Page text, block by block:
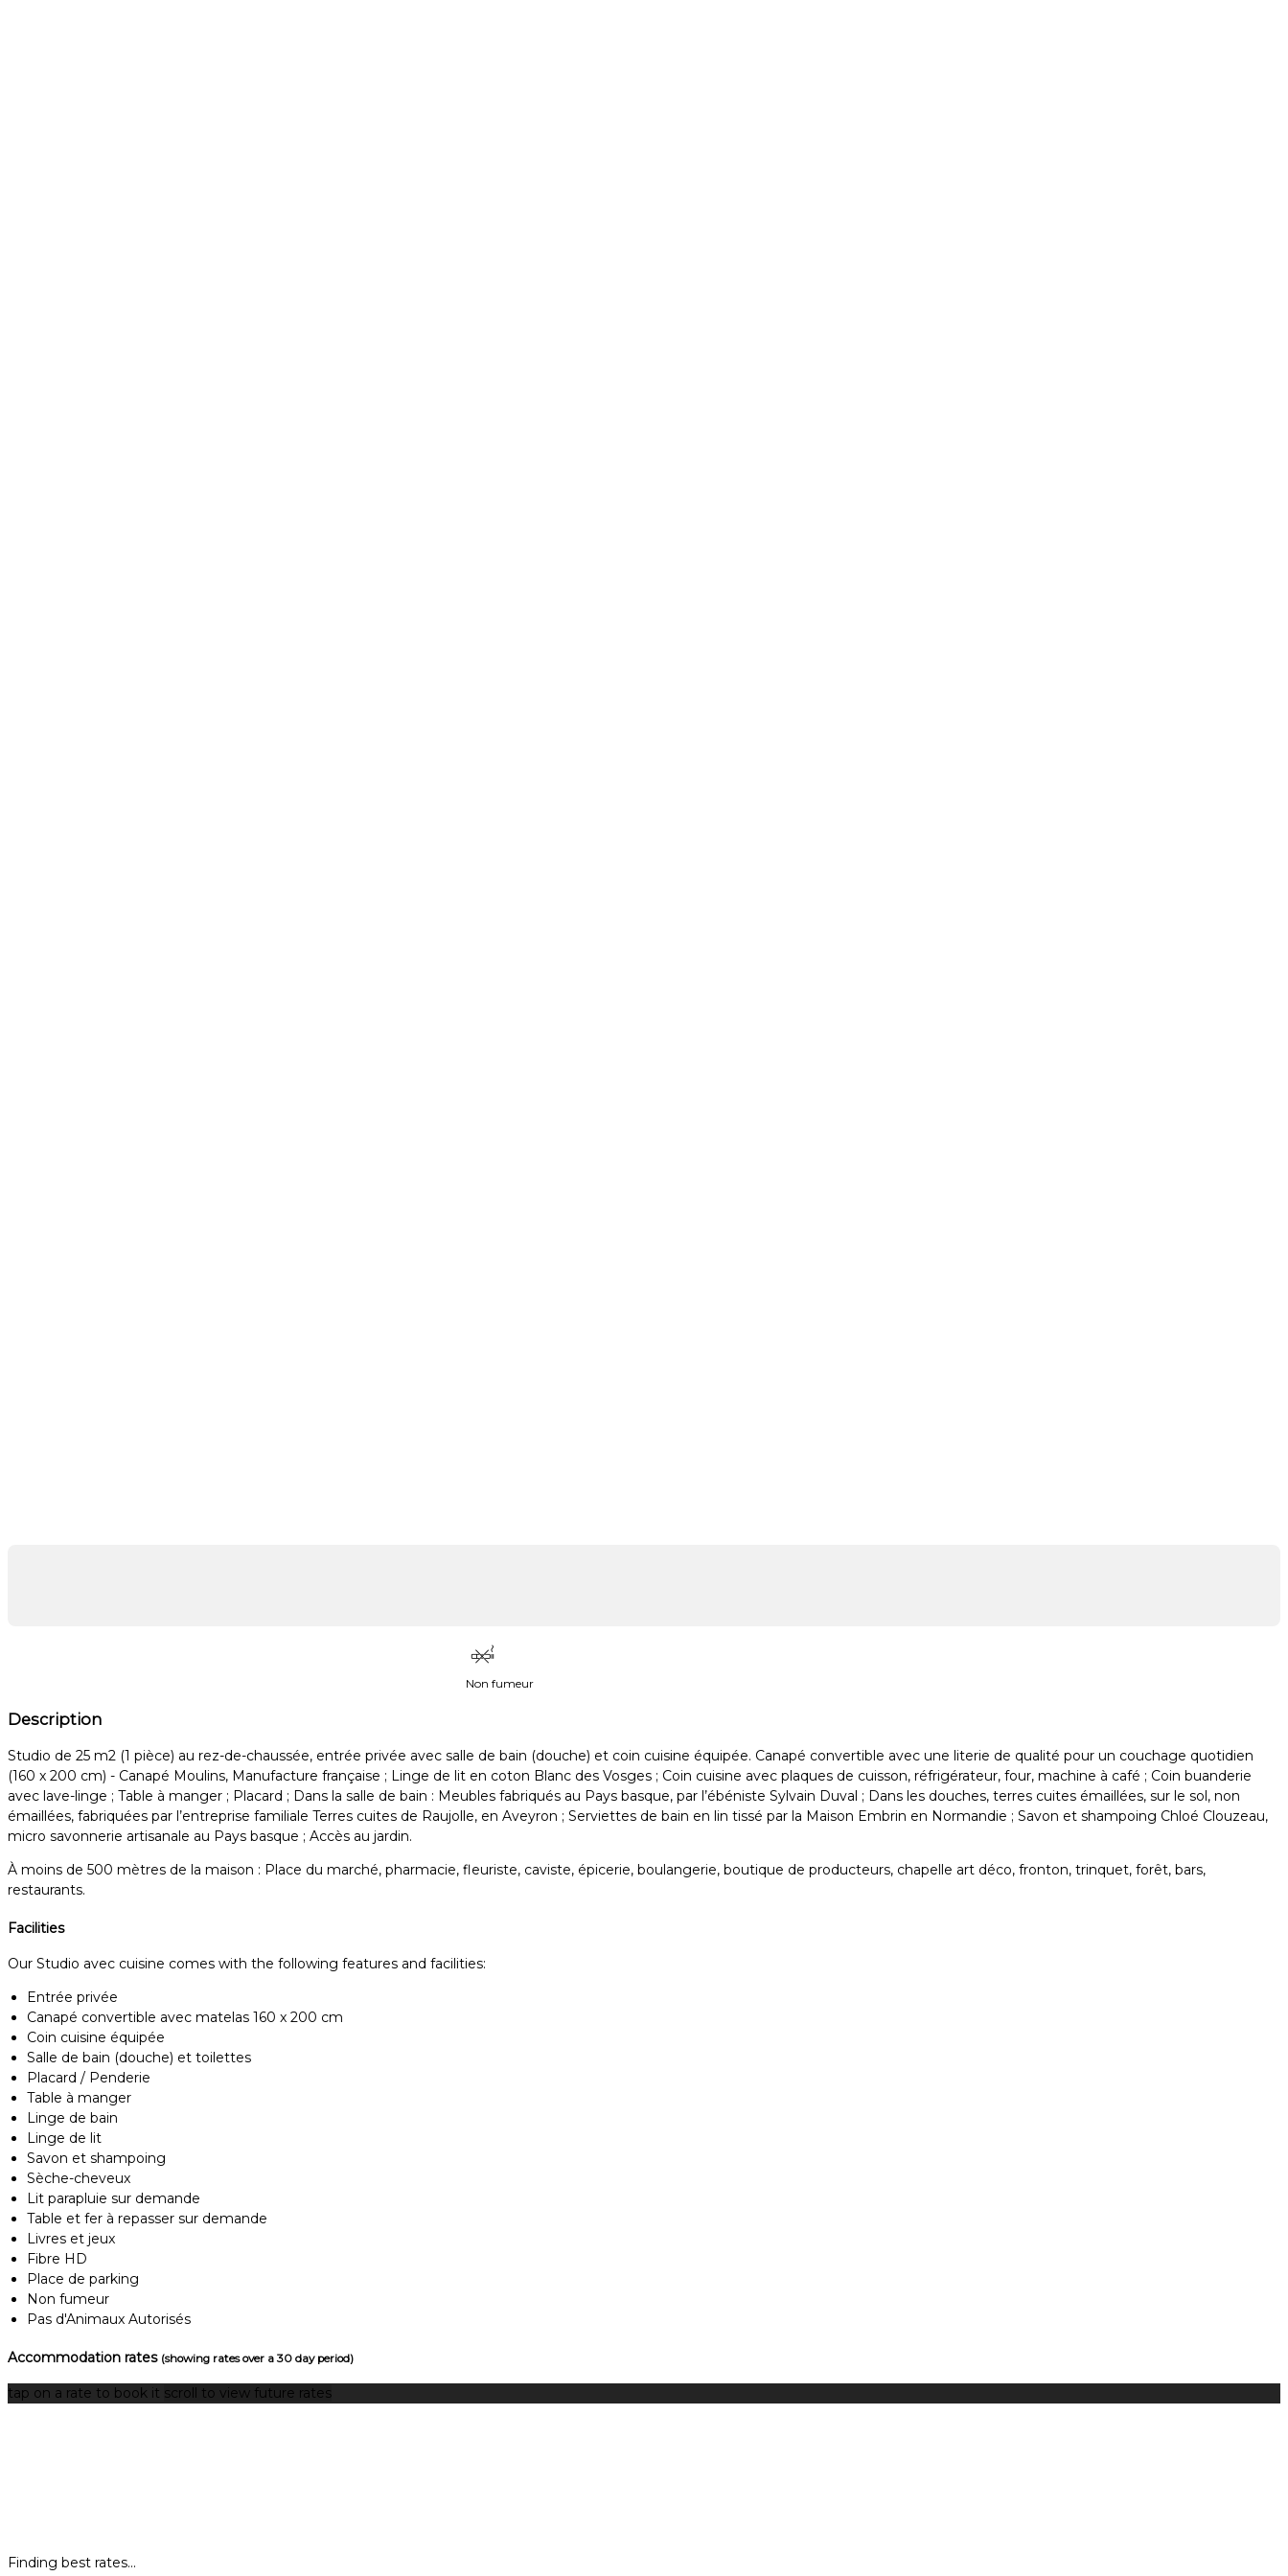
Non fumeur
Description
Studio de 25 m2 (1 pièce) au rez-de-chaussée, entrée privée avec salle de bain (douche) et coin cuisine équipée. Canapé convertible avec une literie de qualité pour un couchage quotidien
(160 x 200 cm) - Canapé Moulins, Manufacture française ; Linge de lit en coton Blanc des Vosges ; Coin cuisine avec plaques de cuisson, réfrigérateur, four, machine à café ; Coin buanderie
avec lave-linge ; Table à manger ; Placard ; Dans la salle de bain : Meubles fabriqués au Pays basque, par l’ébéniste Sylvain Duval ; Dans les douches, terres cuites émaillées, sur le sol, non
émaillées, fabriquées par l’entreprise familiale Terres cuites de Raujolle, en Aveyron ; Serviettes de bain en lin tissé par la Maison Embrin en Normandie ; Savon et shampoing Chloé Clouzeau,
micro savonnerie artisanale au Pays basque ; Accès au jardin.
À moins de 500 mètres de la maison : Place du marché, pharmacie, fleuriste, caviste, épicerie, boulangerie, boutique de producteurs, chapelle art déco, fronton, trinquet, forêt, bars,
restaurants.
Facilities
Our Studio avec cuisine comes with the following features and facilities:
Entrée privée
Canapé convertible avec matelas 160 x 200 cm
Coin cuisine équipée
Salle de bain (douche) et toilettes
Placard / Penderie
Table à manger
Linge de bain
Linge de lit
Savon et shampoing
Sèche-cheveux
Lit parapluie sur demande
Table et fer à repasser sur demande
Livres et jeux
Fibre HD
Place de parking
Non fumeur
Pas d'Animaux Autorisés
Accommodation rates (showing rates over a 30 day period)
tap on a rate to book it scroll to view future rates
Finding best rates...